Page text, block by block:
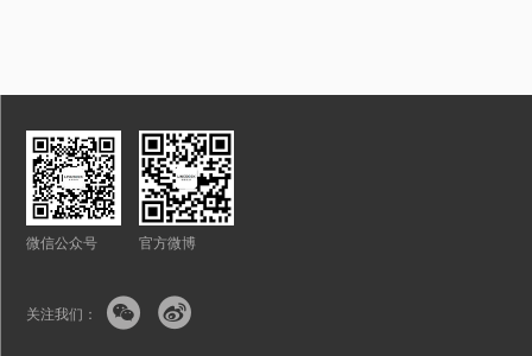
微信公众号 官方微博
关注我们：  